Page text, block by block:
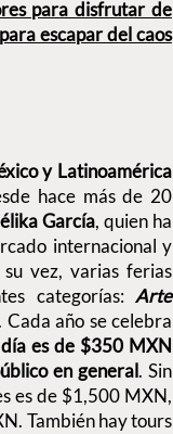
para disfrutar de
escapar del caos
y Latinoamérica
hace más de 20
García, quien ha
internacional y
vez, varias ferias
categorías: Arte
Cada año se celebra
es de $350 MXN
en general. Sin
es de $1,500 MXN,
También hay tours